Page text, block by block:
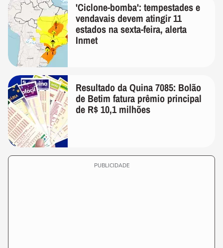
'Ciclone-bomba': tempestades e
vendavais devem atingir 11
estados na sexta-feira, alerta
Inmet
Resultado da Quina 7085: Bolão
de Betim fatura prêmio principal
de R$ 10,1 milhões
PUBLICIDADE